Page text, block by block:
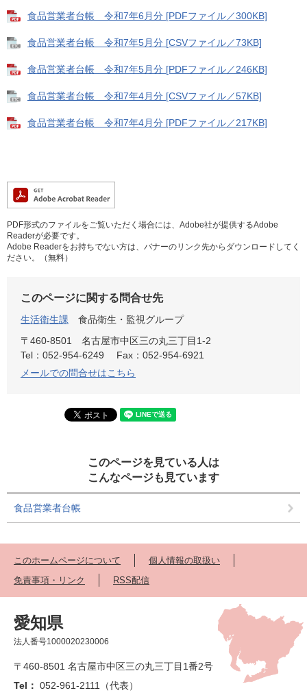
食品営業者台帳 令和7年6月分 [PDFファイル／300KB]
食品営業者台帳 令和7年5月分 [CSVファイル／73KB]
食品営業者台帳 令和7年5月分 [PDFファイル／246KB]
食品営業者台帳 令和7年4月分 [CSVファイル／57KB]
食品営業者台帳 令和7年4月分 [PDFファイル／217KB]
PDF形式のファイルをご覧いただく場合には、Adobe社が提供するAdobe
Readerが必要です。
Adobe Readerをお持ちでない方は、バナーのリンク先からダウンロードしてく
ださい。（無料）
このページに関する問合せ先
生活衛生課
食品衛生・監視グループ
〒460-8501
名古屋市中区三の丸三丁目1-2
Tel：052-954-6249
Fax：052-954-6921
メールでの問合せはこちら
このページを見ている人は
こんなページも見ています
食品営業者台帳
このホームページについて
個人情報の取扱い
免責事項・リンク
RSS配信
愛知県
法人番号1000020230006
〒460-8501 名古屋市中区三の丸三丁目1番2号
Tel： 052-961-2111（代表）